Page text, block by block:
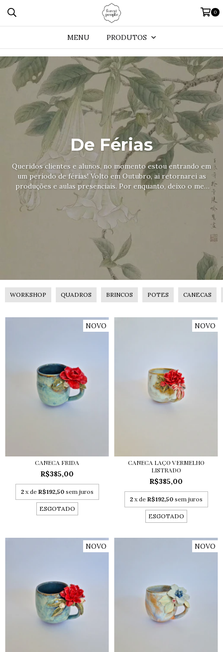
0
MENU PRODUTOS
De Férias
Queridos clientes e alunos, no momento estou entrando em
um período de férias! Volto em Outubro, ai retornarei as
produções e aulas presenciais. Por enquanto, deixo o meu
curso online, que está muito legal! Até breve!
WORKSHOP QUADROS BRINCOS POTES CANECAS
NOVO
CANECA FRIDA
R$385,00
2 x de R$192,50 sem juros
ESGOTADO
NOVO
CANECA LAÇO VERMELHO
LISTRADO
R$385,00
2 x de R$192,50 sem juros
ESGOTADO
NOVO NOVO